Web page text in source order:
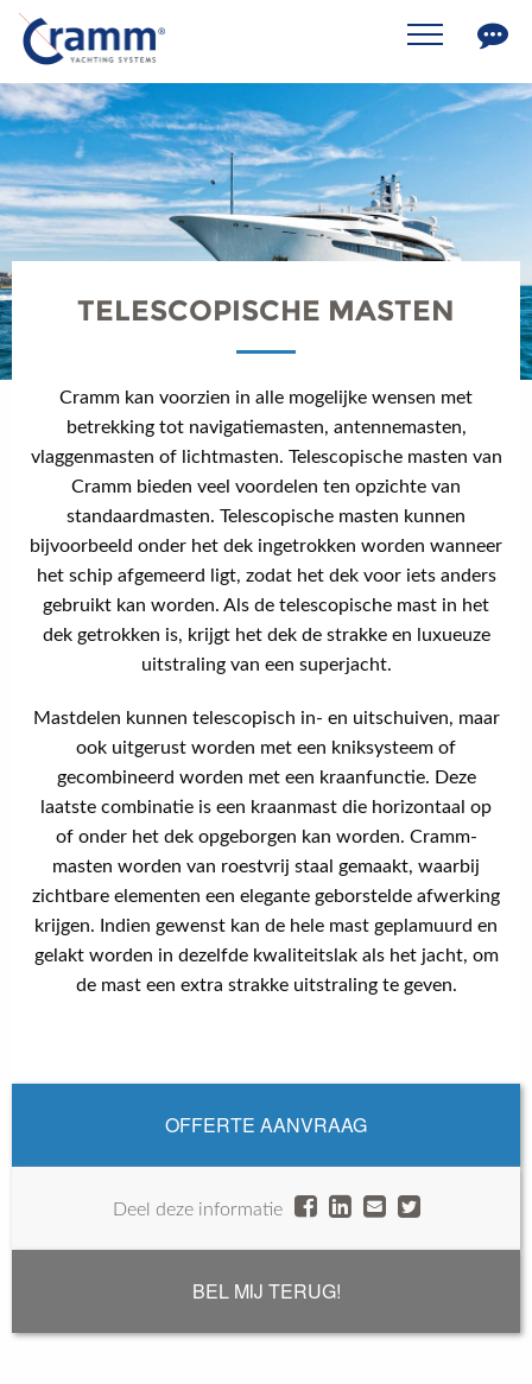
TELESCOPISCHE MASTEN
Cramm kan voorzien in alle mogelijke wensen met
betrekking tot navigatiemasten, antennemasten,
vlaggenmasten of lichtmasten. Telescopische masten van
Cramm bieden veel voordelen ten opzichte van
standaardmasten. Telescopische masten kunnen
bijvoorbeeld onder het dek ingetrokken worden wanneer
het schip afgemeerd ligt, zodat het dek voor iets anders
gebruikt kan worden. Als de telescopische mast in het
dek getrokken is, krijgt het dek de strakke en luxueuze
uitstraling van een superjacht.
Mastdelen kunnen telescopisch in- en uitschuiven, maar
ook uitgerust worden met een kniksysteem of
gecombineerd worden met een kraanfunctie. Deze
laatste combinatie is een kraanmast die horizontaal op
of onder het dek opgeborgen kan worden. Cramm-
masten worden van roestvrij staal gemaakt, waarbij
zichtbare elementen een elegante geborstelde afwerking
krijgen. Indien gewenst kan de hele mast geplamuurd en
gelakt worden in dezelfde kwaliteitslak als het jacht, om
de mast een extra strakke uitstraling te geven.
OFFERTE AANVRAAG
Deel deze informatie
BEL MIJ TERUG!